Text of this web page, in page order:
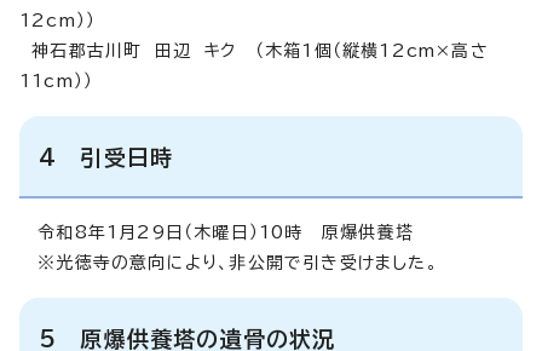
12cm））
神石郡古川町 田辺 キク （木箱1個（縦横12cm×高さ
11cm））
4 引受日時
令和8年1月29日（木曜日）10時 原爆供養塔
※光徳寺の意向により、非公開で引き受けました。
5 原爆供養塔の遺骨の状況